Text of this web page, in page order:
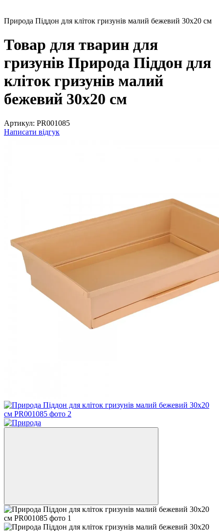
Природа Піддон для кліток гризунів малий бежевий 30x20 см
Товар для тварин для
гризунів Природа Піддон для
кліток гризунів малий
бежевий 30x20 см
Артикул: PR001085
Написати відгук